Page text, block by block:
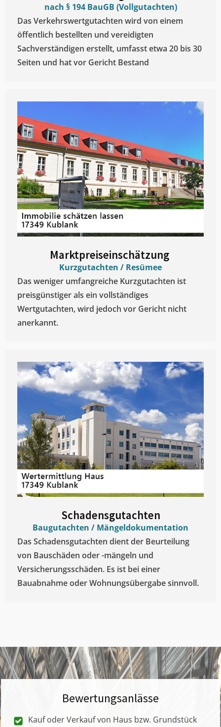
nach § 194 BauGB (Vollgutachten)
Das Verkehrswertgutachten wird von einem
öffentlich bestellten und vereidigten
Sachverständigen erstellt, umfasst etwa 20 bis 30
Seiten und hat vor Gericht Bestand
Marktpreiseinschätzung ​
Kurzgutachten / Resümee
Das weniger umfangreiche Kurzgutachten ist
preisgünstiger als ein vollständiges
Wertgutachten, wird jedoch vor Gericht nicht
anerkannt.
Schadensgutachten
Baugutachten / Mängeldokumentation
Das Schadensgutachten dient der Beurteilung
von Bauschäden oder -mängeln und
Versicherungsschäden. Es ist bei einer
Bauabnahme oder Wohnungsübergabe sinnvoll.
Bewertungsanlässe
Kauf oder Verkauf von Haus bzw. Grundstück